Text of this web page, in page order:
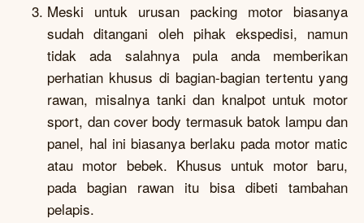
Meski untuk urusan packing motor biasanya
sudah ditangani oleh pihak ekspedisi, namun
tidak ada salahnya pula anda memberikan
perhatian khusus di bagian-bagian tertentu yang
rawan, misalnya tanki dan knalpot untuk motor
sport, dan cover body termasuk batok lampu dan
panel, hal ini biasanya berlaku pada motor matic
atau motor bebek. Khusus untuk motor baru,
pada bagian rawan itu bisa dibeti tambahan
pelapis.